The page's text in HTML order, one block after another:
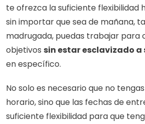
te ofrezca la suficiente flexibilidad
sin importar que sea de mañana,
madrugada, puedas trabajar para
objetivos
en específico.
No solo es necesario que no
horario, sino que las fechas de
suficiente flexibilidad para que